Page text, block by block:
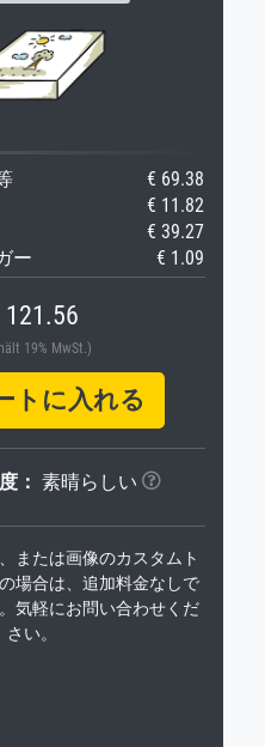
€ 69.38
€ 11.82
€ 39.27
ー
€ 1.09
121.56
19% MwSt.)
に入れる
： 素晴らしい
または画像のカスタムト
場合は、追加料金なしで
気軽にお問い合わせくだ
さい。